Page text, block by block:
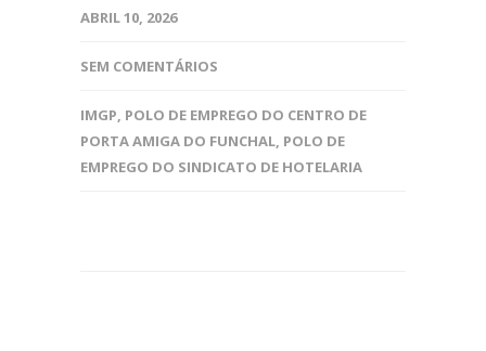
ABRIL 10, 2026
SEM COMENTÁRIOS
IMGP, POLO DE EMPREGO DO CENTRO DE
PORTA AMIGA DO FUNCHAL, POLO DE
EMPREGO DO SINDICATO DE HOTELARIA